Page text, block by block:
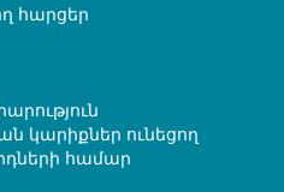
հարցեր
կարիքներ ունեցող
համար